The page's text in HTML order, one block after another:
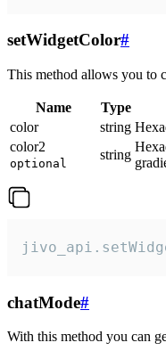
setWidgetColor#
This method allows you to
Name Type
color
string
color2
optional
string
chatMode#
With this method you can